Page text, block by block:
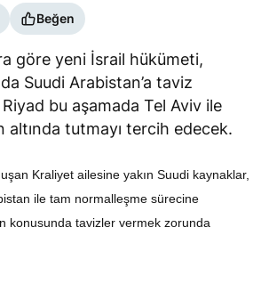
Beğen
göre yeni İsrail hükümeti,
Suudi Arabistan’a taviz
bu aşamada Tel Aviv ile
altında tutmayı tercih edecek.
Kraliyet ailesine yakın Suudi kaynaklar,
ile tam normalleşme sürecine
konusunda tavizler vermek zorunda